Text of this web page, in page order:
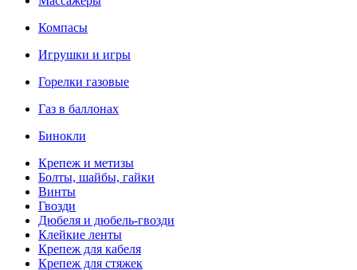
Компасы
Игрушки и игры
Горелки газовые
Газ в баллонах
Бинокли
Крепеж и метизы
Болты, шайбы, гайки
Винты
Гвозди
Дюбеля и дюбель-гвозди
Клейкие ленты
Крепеж для кабеля
Крепеж для стяжек